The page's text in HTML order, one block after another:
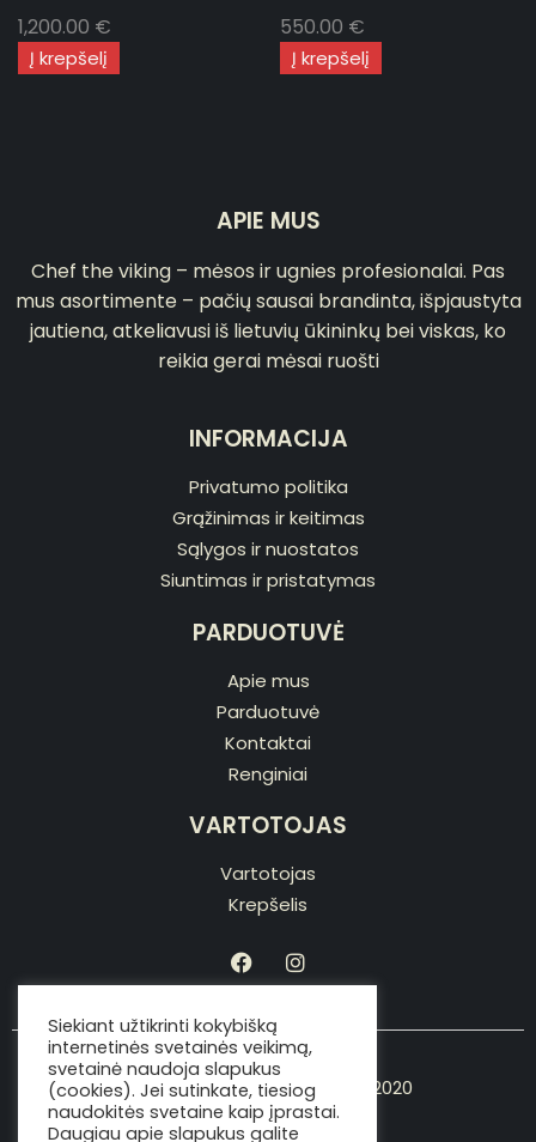
1,200.00 €
Į krepšelį
550.00 €
Į krepšelį
APIE MUS
Chef the viking – mėsos ir ugnies profesionalai. Pas
mus asortimente – pačių sausai brandinta, išpjaustyta
jautiena, atkeliavusi iš lietuvių ūkininkų bei viskas, ko
reikia gerai mėsai ruošti
INFORMACIJA
Privatumo politika
Grąžinimas ir keitimas
Sąlygos ir nuostatos
Siuntimas ir pristatymas
PARDUOTUVĖ
Apie mus
Parduotuvė
Kontaktai
Renginiai
VARTOTOJAS
Vartotojas
Krepšelis
Copyright © Viking the chef 2020
Siekiant užtikrinti kokybišką
internetinės svetainės veikimą,
svetainė naudoja slapukus
(cookies). Jei sutinkate, tiesiog
naudokitės svetaine kaip įprastai.
Daugiau apie slapukus galite